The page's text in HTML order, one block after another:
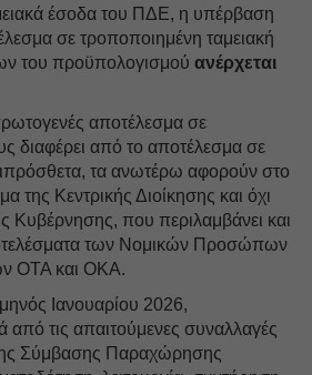
έσοδα του ΠΔΕ, η υπέρβαση
σε τροποποιημένη ταμειακή
του προϋπολογισμού ανέρχεται
αποτέλεσμα σε
διαφέρει από το αποτέλεσμα σε
τα ανωτέρω αφορούν στο
της Κεντρικής Διοίκησης και όχι
Κυβέρνησης, που περιλαμβάνει και
των Νομικών Προσώπων
ΟΤΑ και ΟΚΑ.
Ιανουαρίου 2026,
τις απαιτούμενες συναλλαγές
Σύμβασης Παραχώρησης